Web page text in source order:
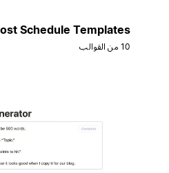
Post Schedule Templates